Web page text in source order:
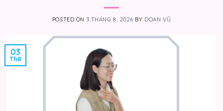
POSTED ON 3 THÁNG 8, 2026 BY DOAN VŨ
03
Th8